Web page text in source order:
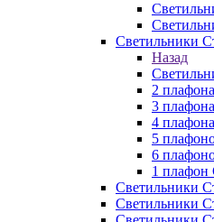
Светильники
Назад
2
3
4
5
6
1 плафон
Светильники
Светильники